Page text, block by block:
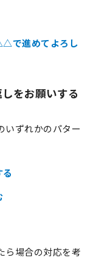
で進めてよろし
をお願いする
いずれかのパター
ら場合の対応を考